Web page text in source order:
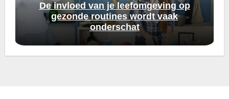
De invloed van je leefomgeving op
gezonde routines wordt vaak
onderschat